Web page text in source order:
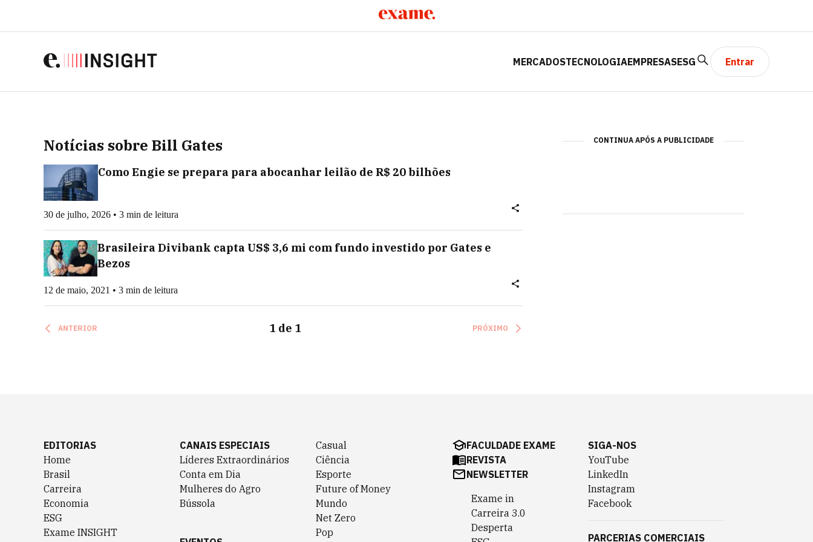
MERCADOSTECNOLOGIAEMPRESASESG Entrar
Notícias sobre Bill Gates
Como Engie se prepara para abocanhar leilão de R$ 20 bilhões
30 de julho, 2026 • 3 min de leitura
Brasileira Divibank capta US$ 3,6 mi com fundo investido por Gates e
Bezos
12 de maio, 2021 • 3 min de leitura
ANTERIOR 1 de 1 PRÓXIMO
CONTINUA APÓS A PUBLICIDADE
EDITORIAS
Home
Brasil
Carreira
Economia
ESG
Exame INSIGHT
CANAIS ESPECIAIS
Líderes Extraordinários
Conta em Dia
Mulheres do Agro
Bússola
Casual
Ciência
Esporte
Future of Money
Mundo
Net Zero
Pop
FACULDADE EXAME
REVISTA
NEWSLETTER
Exame in
Carreira 3.0
Desperta
SIGA-NOS
YouTube
LinkedIn
Instagram
Facebook
PARCERIAS COMERCIAIS